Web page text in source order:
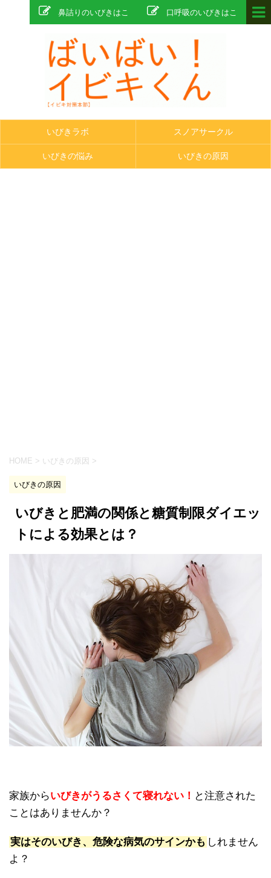
口呼吸のいびきはこ
鼻詰りのいびきはこ
いびきラボ スノアサークル
いびきの悩み いびきの原因
HOME > いびきの原因 >
いびきの原因
いびきと肥満の関係と糖質制限ダイエッ
トによる効果とは？
家族からいびきがうるさくて寝れない！ と注意された
ことはありませんか？
実はそのいびき、危険な病気のサインかも しれません
よ？